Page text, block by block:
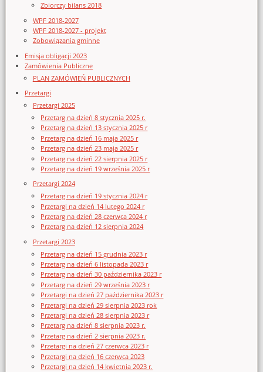
Zbiorczy bilans 2018
WPF 2018-2027
WPF 2018-2027 - projekt
Zobowiązania gminne
Emisja obligacji 2023
Zamówienia Publiczne
PLAN ZAMÓWIEŃ PUBLICZNYCH
Przetargi
Przetargi 2025
Przetarg na dzień 8 stycznia 2025 r.
Przetarg na dzień 13 stycznia 2025 r
Przetarg na dzień 16 maja 2025 r
Przetarg na dzień 23 maja 2025 r
Przetarg na dzień 22 sierpnia 2025 r
Przetarg na dzień 19 września 2025 r
Przetargi 2024
Przetarg na dzień 19 stycznia 2024 r
Przetargi na dzień 14 lutego 2024 r
Przetarg na dzień 28 czerwca 2024 r
Przetarg na dzień 12 sierpnia 2024
Przetargi 2023
Przetarg na dzień 15 grudnia 2023 r
Przetarg na dzień 6 listopada 2023 r
Przetarg na dzień 30 października 2023 r
Przetarg na dzień 29 września 2023 r
Przetargi na dzień 27 października 2023 r
Przetargi na dzień 29 sierpnia 2023 rok
Przetargi na dzień 28 sierpnia 2023 r
Przetarg na dzień 8 sierpnia 2023 r.
Przetarg na dzień 2 sierpnia 2023 r.
Przetargi na dzień 27 czerwca 2023 r
Przetargi na dzień 16 czerwca 2023
Przetargi na dzień 14 kwietnia 2023 r.